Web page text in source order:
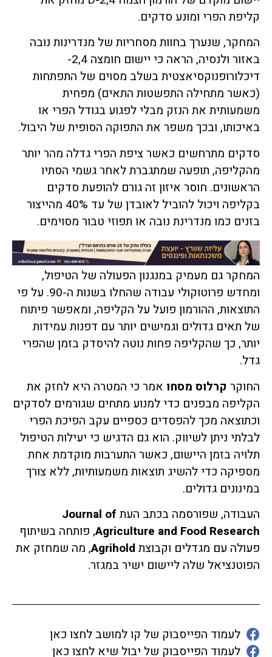
קליפת הפרי ומונע סדקים.
המחקר, שנערך בחוות מסחריות של מנדרינות נובה
באזור ולנסיה, הראה כי יישום חומצה 2,4-
דיכלורופנוקסיאצטית בשלב מסוים של התפתחות
(כאשר מתחילה התפשטות התאים) מפחית
משמעותית את הנזק מבלי לפגוע בגודל הפרי או
באיכותו, ובכך משפר את התפוקה הסופית של היבול.
סדקים מתרחשים כאשר ציפת הפרי גדלה מהר יותר
מהקליפה, תופעה שמתגברת לאחר גשמי הסתיו
הראשונים. חוסר איזון זה גורם להופעת סדקים
בקליפה ויכול להוביל לאובדן של עד 40% מהייצור
בזנים כמו מנדרינת נובה או תפוזי טבור מסוימים.
המחקר גם מעמיק במנגנון הפעולה של הטיפול,
ומחדש פרוטוקולי עבודה שהחלו בשנות ה-90. על פי
התוצאות, ההורמון פועל על הקליפה, ומאפשר פיתוח
של תאים גדולים וגמישים יותר עם דפנות עמידות
יותר, כך שהקליפה פחות נוטה להיסדק בזמן שהפרי
גדל.
החוקר קרלוס מסחו אמר כי המטרה היא לחזק את
הקליפה מבפנים כדי למנוע מתחים שגורמים לסדקים
וכתוצאה מכך להפסדים כספיים עקב הפיכת הפרי
לבלתי ניתן לשיווק. הוא גם הדגיש כי יעילות הטיפול
תלויה בזמן היישום, כאשר התערבות מוקדמת אחת
מספיקה כדי להשיג תוצאות משמעותיות, ללא צורך
במינונים גדולים.
העבודה, שפורסמה בכתב העת Journal of
Agriculture and Food Research, פותחה בשיתוף
פעולה עם מגדלים וקבוצת Agrihold, מה שמחזק את
הפוטנציאל שלה ליישום ישיר במגזר.
לעמוד הפייסבוק של קו למושב לחצו כאן
לעמוד הפייסבוק של יבול שיא לחצו כאן